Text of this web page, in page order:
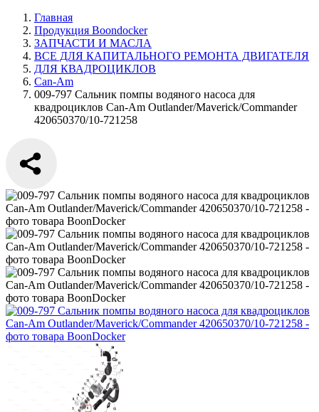
Главная
Продукция Boondocker
ЗАПЧАСТИ И МАСЛА
ВСЕ ДЛЯ КАПИТАЛЬНОГО РЕМОНТА ДВИГАТЕЛЯ
ДЛЯ КВАДРОЦИКЛОВ
Can-Am
009-797 Сальник помпы водяного насоса для
квадроциклов Can-Am Outlander/Maverick/Commander
420650370/10-721258